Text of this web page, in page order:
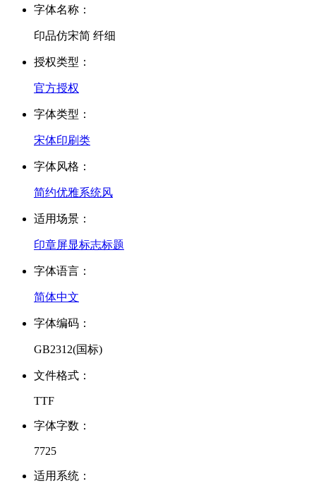
字体名称：
印品仿宋简 纤细
授权类型：
官方授权
字体类型：
宋体印刷类
字体风格：
简约优雅系统风
适用场景：
印章屏显标志标题
字体语言：
简体中文
字体编码：
GB2312(国标)
文件格式：
TTF
字体字数：
7725
适用系统：